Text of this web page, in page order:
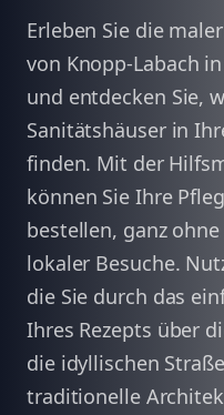
Erleben Sie die
von Knopp-Labach
und entdecken Sie,
Sanitätshäuser in
finden. Mit der
können Sie Ihre
bestellen, ganz
lokaler Besuche.
die Sie durch das
Ihres Rezepts über
die idyllischen
traditionelle